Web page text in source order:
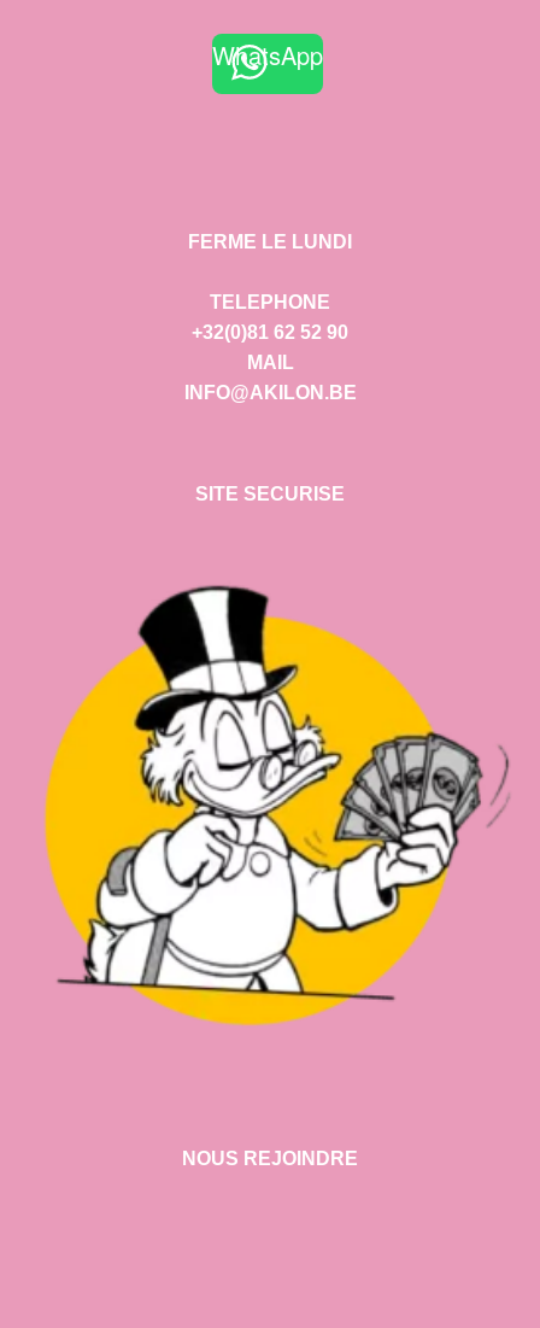
WhatsApp
FERME LE LUNDI
TELEPHONE
+32(0)81 62 52 90
MAIL
INFO@AKILON.BE
SITE SECURISE
NOUS REJOINDRE